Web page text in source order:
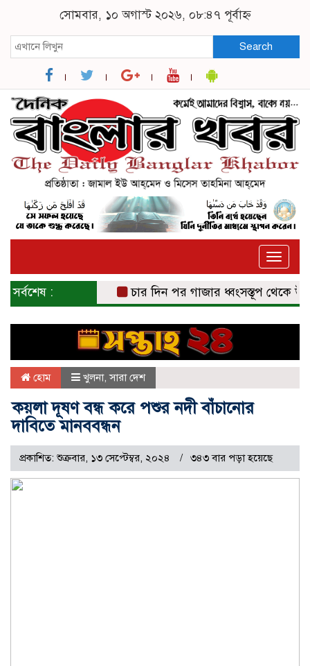
সোমবার, ১০ অগাস্ট ২০২৬, ০৮:৪৭ পূর্বাহ্ন
Search
Toggle
সর্বশেষ : চার দিন পর গাজার ধ্বংসস্তূপ থেকে উদ্ধার
হোম খুলনা,সারা দেশ
কয়লা দূষণ বন্ধ করে পশুর নদী বাঁচানোর
দাবিতে মানববন্ধন
প্রকাশিত: শুক্রবার, ১৩ সেপ্টেম্বর, ২০২৪ ৩৪৩ বার পড়া হয়েছে